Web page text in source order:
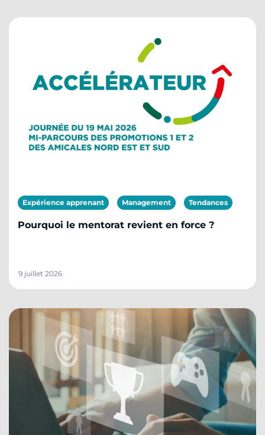
Expérience apprenant Management Tendances
Pourquoi le mentorat revient en force ?
9 juillet 2026